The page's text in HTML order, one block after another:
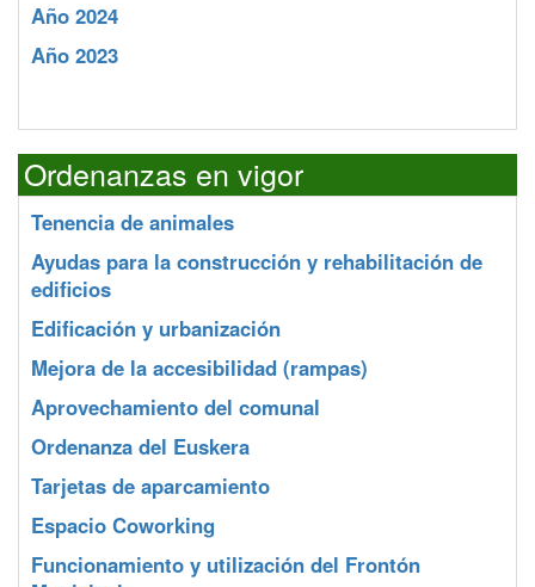
Año 2024
Año 2023
Ordenanzas en vigor
Tenencia de animales
Ayudas para la construcción y rehabilitación de
edificios
Edificación y urbanización
Mejora de la accesibilidad (rampas)
Aprovechamiento del comunal
Ordenanza del Euskera
Tarjetas de aparcamiento
Espacio Coworking
Funcionamiento y utilización del Frontón